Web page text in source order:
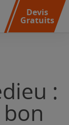
Devis
Gratuits
: